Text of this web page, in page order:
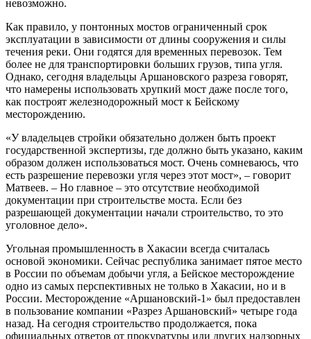
невозможно.
Как правило, у понтонных мостов ограниченный срок
эксплуатации в зависимости от длины сооружения и силы
течения реки. Они годятся для временных перевозок. Тем
более не для транспортировки больших грузов, типа угля.
Однако, сегодня владельцы Аршановского разреза говорят,
что намерены использовать хрупкий мост даже после того,
как построят железнодорожный мост к Бейскому
месторождению.
«У владельцев стройки обязательно должен быть проект
государственной экспертизы, где должно быть указано, каким
образом должен использоваться мост. Очень сомневаюсь, что
есть разрешение перевозки угля через этот мост», – говорит
Матвеев. – Но главное – это отсутствие необходимой
документации при строительстве моста. Если без
разрешающей документации начали строительство, то это
уголовное дело».
Угольная промышленность в Хакасии всегда считалась
основой экономики. Сейчас республика занимает пятое место
в России по объемам добычи угля, а Бейское месторождение
одно из самых перспективных не только в Хакасии, но и в
России. Месторождение «Аршановский-1» был предоставлен
в пользование компании «Разрез Аршановский» четыре года
назад. На сегодня строительство продолжается, пока
официальных ответов от прокуратуры или других надзорных